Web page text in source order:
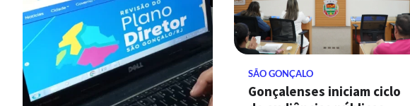
SÃO GONÇALO
Gonçalenses iniciam ciclo